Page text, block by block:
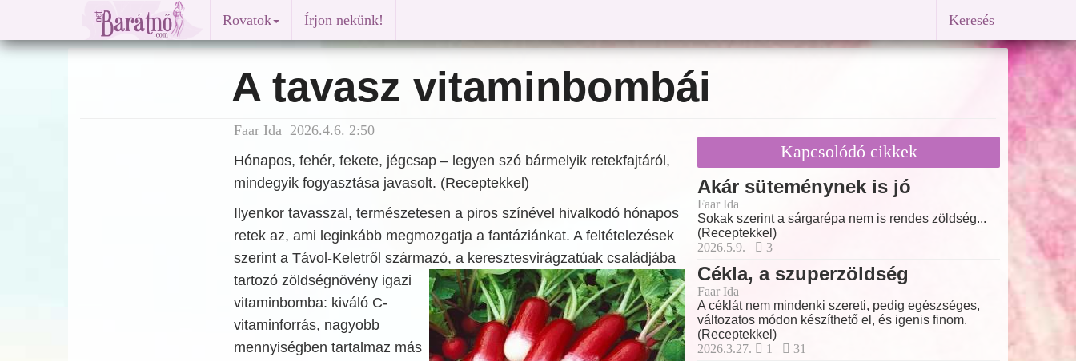
Rovatok Írjon nekünk! Keresés
A tavasz vitaminbombái
Faar Ida 2026.4.6. 2:50
Hónapos, fehér, fekete, jégcsap – legyen szó bármelyik retekfajtáról,
mindegyik fogyasztása javasolt. (Receptekkel)
Ilyenkor tavasszal, természetesen a piros színével hivalkodó hónapos
retek az, ami leginkább megmozgatja a fantáziánkat. A feltételezések
szerint a Távol-Keletről származó, a keresztesvirágzatúak családjába
tartozó zöldségnövény igazi
vitaminbomba: kiváló C-
vitaminforrás, nagyobb
mennyiségben tartalmaz más
Kapcsolódó cikkek
Akár süteménynek is jó
Faar Ida
Sokak szerint a sárgarépa nem is rendes zöldség...
(Receptekkel)
2026.5.9.
3
Cékla, a szuperzöldség
Faar Ida
A céklát nem mindenki szereti, pedig egészséges,
változatos módon készíthető el, és igenis finom.
(Receptekkel)
2026.3.27.
1 31